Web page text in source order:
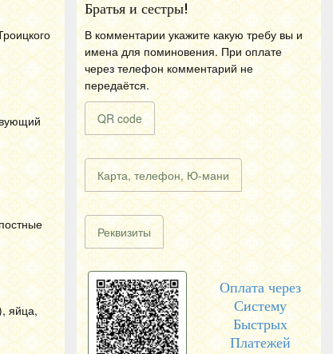
яйца,
Братья и сестры!
В комментарии укажите какую требу вы и
имена для поминовения. При оплате
через телефон комментарий не
передаётся.
QR code
Карта, телефон, Ю-мани
Реквизиты
Оплата через
Систему
Быстрых
Платежей